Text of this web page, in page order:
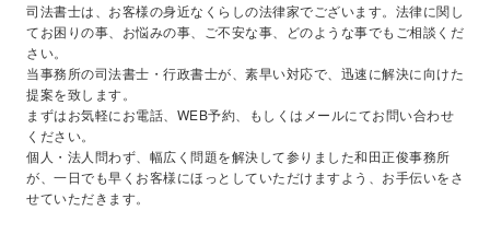
司法書士は、お客様の身近なくらしの法律家でございます。法律に関し
てお困りの事、お悩みの事、ご不安な事、どのような事でもご相談くだ
さい。
当事務所の司法書士・行政書士が、素早い対応で、迅速に解決に向けた
提案を致します。
まずはお気軽にお電話、WEB予約、もしくはメールにてお問い合わせ
ください。
個人・法人問わず、幅広く問題を解決して参りました和田正俊事務所
が、一日でも早くお客様にほっとしていただけますよう、お手伝いをさ
せていただきます。